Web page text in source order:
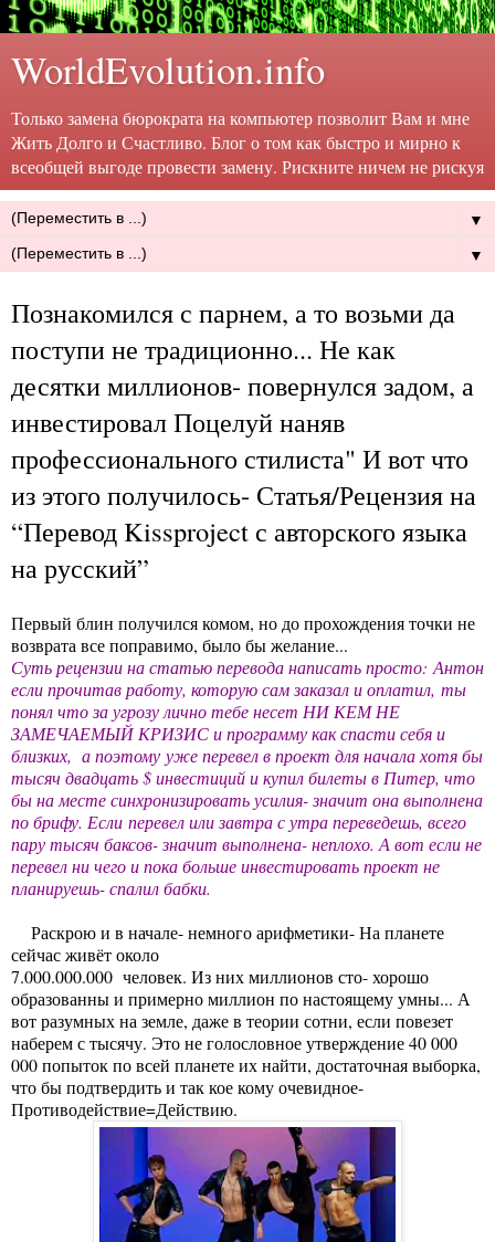
WorldEvolution.info
Только замена бюрократа на компьютер позволит Вам и мне
Жить Долго и Счастливо. Блог о том как быстро и мирно к
всеобщей выгоде провести замену. Рискните ничем не рискуя
▼
▼
Познакомился с парнем, а то возьми да
поступи не традиционно... Не как
десятки миллионов- повернулся задом, а
инвестировал Поцелуй наняв
профессионального стилиста" И вот что
из этого получилось- Статья/Рецензия на
“Перевод Kissproject с авторского языка
на русский”
Первый блин получился комом, но до прохождения точки не
возврата все поправимо, было бы желание...
Суть рецензии на статью перевода написать просто: Антон
если прочитав работу, которую сам заказал и оплатил, ты
понял что за угрозу лично тебе несет НИ КЕМ НЕ
ЗАМЕЧАЕМЫЙ КРИЗИС и программу как спасти себя и
близких, а поэтому уже перевел в проект для начала хотя бы
тысяч двадцать $ инвестиций и купил билеты в Питер, что
бы на месте синхронизировать усилия- значит она выполнена
по брифу. Если перевел или завтра с утра переведешь, всего
пару тысяч баксов- значит выполнена- неплохо. А вот если не
перевел ни чего и пока больше инвестировать проект не
планируешь- спалил бабки.
Раскрою и в начале- немного арифметики- На планете
сейчас живёт около
7.000.000.000 человек. Из них миллионов сто- хорошо
образованны и примерно миллион по настоящему умны... А
вот разумных на земле, даже в теории сотни, если повезет
наберем с тысячу. Это не голословное утверждение 40 000
000 попыток по всей планете их найти, достаточная выборка,
что бы подтвердить и так кое кому очевидное-
Противодействие=Действию.